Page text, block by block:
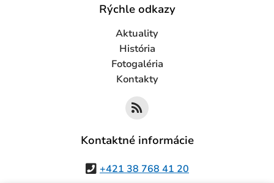
Rýchle odkazy
Aktuality
História
Fotogaléria
Kontakty
Kontaktné informácie
+421 38 768 41 20